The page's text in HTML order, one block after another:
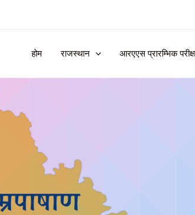
होम राजस्थान आरएएस प्रारम्भिक